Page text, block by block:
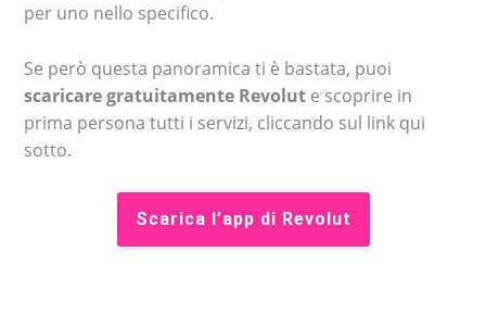
per uno nello specifico.
Se però questa panoramica ti è bastata, puoi
scaricare gratuitamente Revolut e scoprire in
prima persona tutti i servizi, cliccando sul link qui
sotto.
Scarica l’app di Revolut